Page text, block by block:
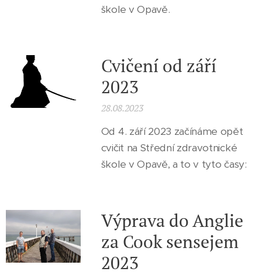
škole v Opavě.
Cvičení od září
2023
28.08.2023
Od 4. září 2023 začínáme opět
cvičit na Střední zdravotnické
škole v Opavě, a to v tyto časy:
Výprava do Anglie
za Cook sensejem
2023